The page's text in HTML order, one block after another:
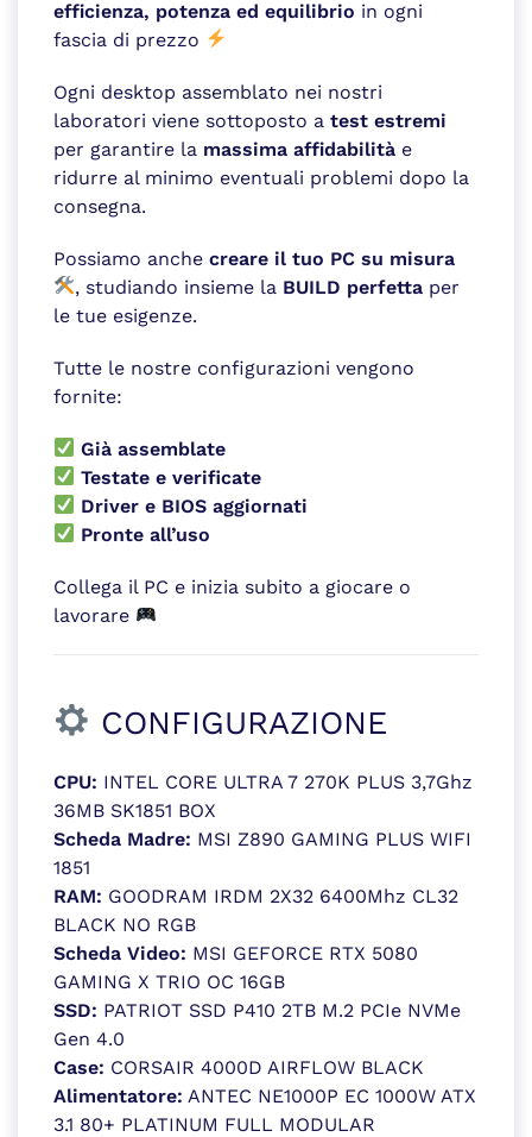
efficienza, potenza ed equilibrio in ogni
fascia di prezzo
Ogni desktop assemblato nei nostri
laboratori viene sottoposto a test estremi
per garantire la massima affidabilità e
ridurre al minimo eventuali problemi dopo la
consegna.
Possiamo anche creare il tuo PC su misura
, studiando insieme la BUILD perfetta per
le tue esigenze.
Tutte le nostre configurazioni vengono
fornite:
Già assemblate
Testate e verificate
Driver e BIOS aggiornati
Pronte all’uso
Collega il PC e inizia subito a giocare o
lavorare
CONFIGURAZIONE
CPU: INTEL CORE ULTRA 7 270K PLUS 3,7Ghz
36MB SK1851 BOX
Scheda Madre: MSI Z890 GAMING PLUS WIFI
1851
RAM: GOODRAM IRDM 2X32 6400Mhz CL32
BLACK NO RGB
Scheda Video: MSI GEFORCE RTX 5080
GAMING X TRIO OC 16GB
SSD: PATRIOT SSD P410 2TB M.2 PCIe NVMe
Gen 4.0
Case: CORSAIR 4000D AIRFLOW BLACK
Alimentatore: ANTEC NE1000P EC 1000W ATX
3.1 80+ PLATINUM FULL MODULAR